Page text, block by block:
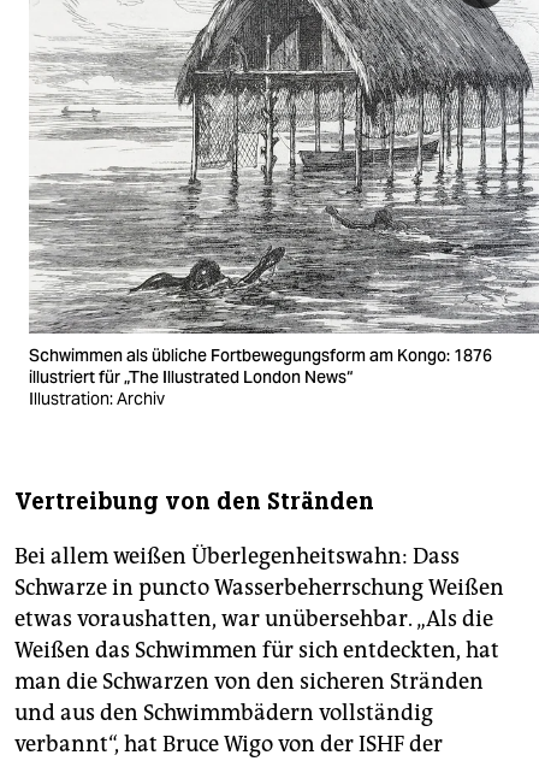
Schwimmen als übliche Fortbewegungsform am Kongo: 1876
illustriert für „The Illustrated London News“
Illustration: Archiv
Vertreibung von den Stränden
Bei allem weißen Überlegenheitswahn: Dass
Schwarze in puncto Wasserbeherrschung Weißen
etwas voraushatten, war unübersehbar. „Als die
Weißen das Schwimmen für sich entdeckten, hat
man die Schwarzen von den sicheren Stränden
und aus den Schwimmbädern vollständig
verbannt“, hat Bruce Wigo von der ISHF der